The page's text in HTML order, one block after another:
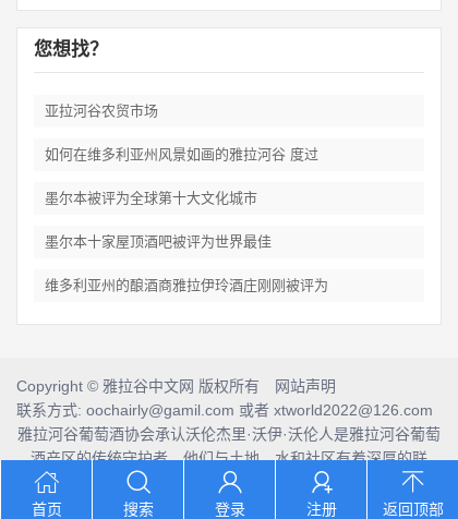
您想找？
亚拉河谷农贸市场
如何在维多利亚州风景如画的雅拉河谷 度过
墨尔本被评为全球第十大文化城市
墨尔本十家屋顶酒吧被评为世界最佳
维多利亚州的酿酒商雅拉伊玲酒庄刚刚被评为
Copyright © 雅拉谷中文网 版权所有 网站声明
联系方式: oochairly@gamil.com 或者 xtworld2022@126.com
雅拉河谷葡萄酒协会承认沃伦杰里·沃伊·沃伦人是雅拉河谷葡萄
酒产区的传统守护者，他们与土地、水和社区有着深厚的联
系。
我们向他们的前辈和当代长者致敬，并将这份敬意延伸到当今
首页 搜索 登录 注册 返回顶部